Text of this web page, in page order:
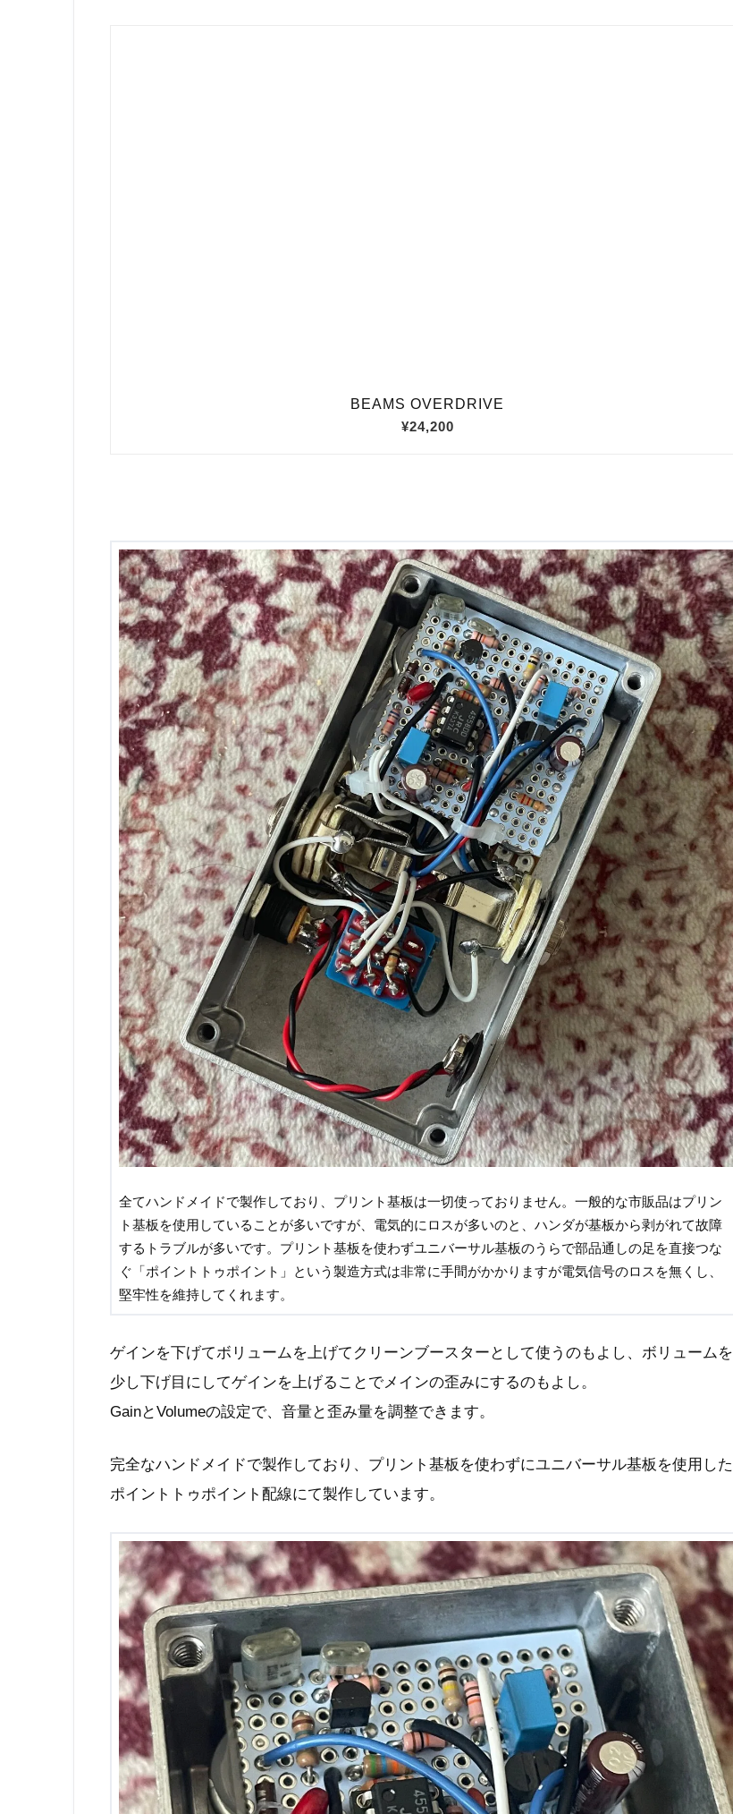
全てハンドメイドで製作しており、プリント基板は一切使っておりません。一般的な市販品はプリン
ト基板を使用していることが多いですが、電気的にロスが多いのと、ハンダが基板から剥がれて故障
するトラブルが多いです。プリント基板を使わずユニバーサル基板のうらで部品通しの足を直接つな
ぐ「ポイントトゥポイント」という製造方式は非常に手間がかかりますが電気信号のロスを無くし、
堅牢性を維持してくれます。
ゲインを下げてボリュームを上げてクリーンブースターとして使うのもよし、ボリュームを
少し下げ目にしてゲインを上げることでメインの歪みにするのもよし。
GainとVolumeの設定で、音量と歪み量を調整できます。
完全なハンドメイドで製作しており、プリント基板を使わずにユニバーサル基板を使用した
ポイントトゥポイント配線にて製作しています。